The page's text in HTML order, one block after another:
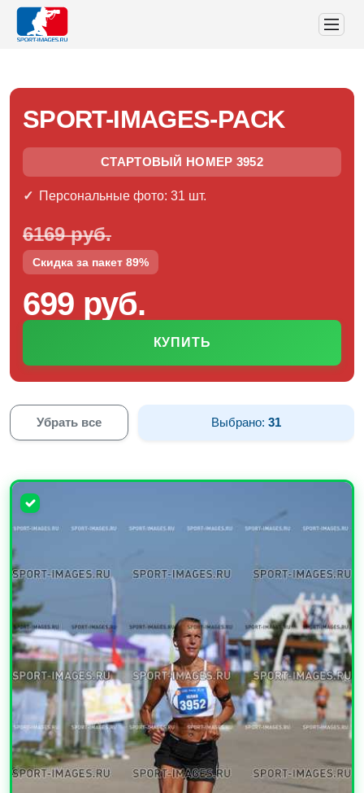
SPORT-IMAGES-PACK
СТАРТОВЫЙ НОМЕР 3952
Персональные фото: 31 шт.
6169 руб.
Скидка за пакет 89%
699 руб.
КУПИТЬ
Убрать все Выбрано:31